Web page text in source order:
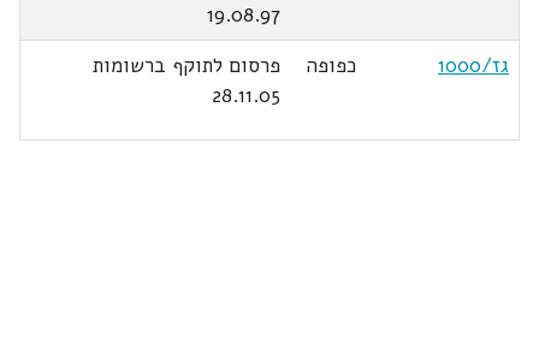
19.08.97
גז/1000
כפופה
פרסום לתוקף ברשומות
28.11.05